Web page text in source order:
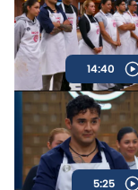
14:40
5:25